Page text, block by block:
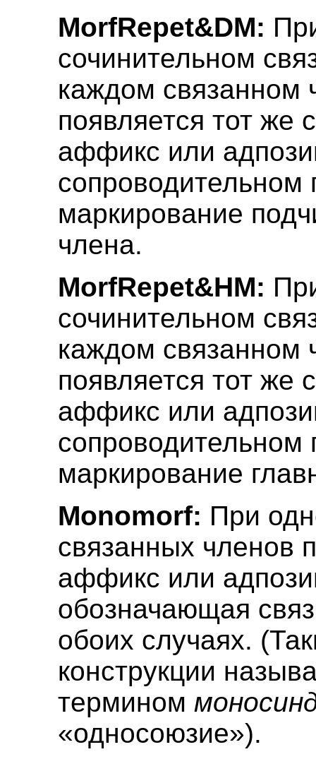
MorfRepet&DM:
сочинительном
каждом связанном
появляется тот же
аффикс или
сопроводительном
маркирование
члена.
MorfRepet&HM:
сочинительном
каждом связанном
появляется тот же
аффикс или
сопроводительном
маркирование
Monomorf: При
связанных членов
аффикс или
обозначающая
обоих случаях.
конструкции
термином
«односоюзие»).